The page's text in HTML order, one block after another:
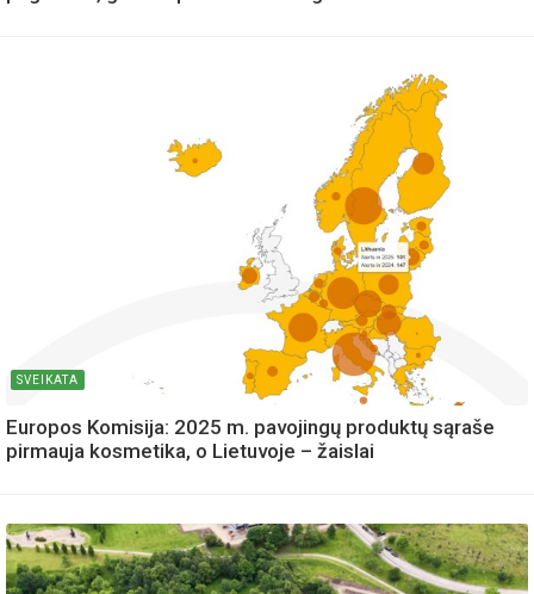
SVEIKATA
Europos Komisija: 2025 m. pavojingų produktų sąraše
pirmauja kosmetika, o Lietuvoje – žaislai